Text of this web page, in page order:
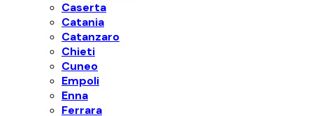
Caserta
Catania
Catanzaro
Chieti
Cuneo
Empoli
Enna
Ferrara